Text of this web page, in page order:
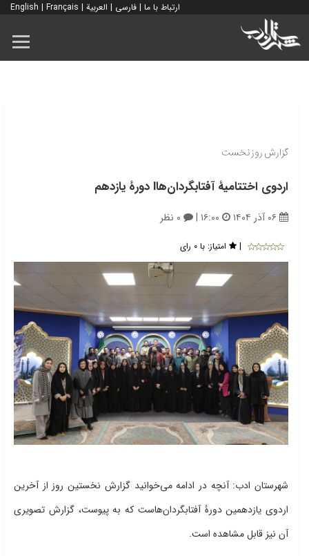
ارتباط با ما | فارسی | العربية |
English | Français
گزارش روز نخست
اردوی اختتامیۀ آفتابگردان‌هاl دورۀ یازدهم
۰۶ آذر ۱۴۰۴ ۱۶:۰۰ | ۰ نظر
| امتیاز: با ۰ رای
شهرستان ادب: آنچه در ادامه می‌خوانید گزارش نخستین روز از آخرین
اردوی یازدهمین دورۀ آفتابگردان‌هاست که به پیوست، گزارش تصویری
آن نیز قابل مشاهده است.